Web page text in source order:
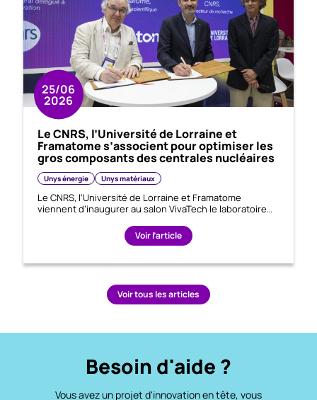
25/06
2026
Le CNRS, l’Université de Lorraine et
Framatome s’associent pour optimiser les
gros composants des centrales nucléaires
Unys énergie Unys matériaux
Le CNRS, l’Université de Lorraine et Framatome
viennent d’inaugurer au salon VivaTech le laboratoire…
Voir l’article
Voir tous les articles
Besoin d'aide ?
Vous avez un projet d'innovation en tête, vous